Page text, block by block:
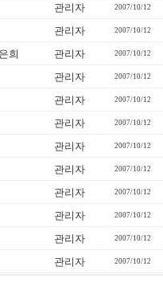
관리자 2007/10/12
관리자 2007/10/12
희 관리자 2007/10/12
관리자 2007/10/12
관리자 2007/10/12
관리자 2007/10/12
관리자 2007/10/12
관리자 2007/10/12
관리자 2007/10/12
관리자 2007/10/12
관리자 2007/10/12
관리자 2007/10/12